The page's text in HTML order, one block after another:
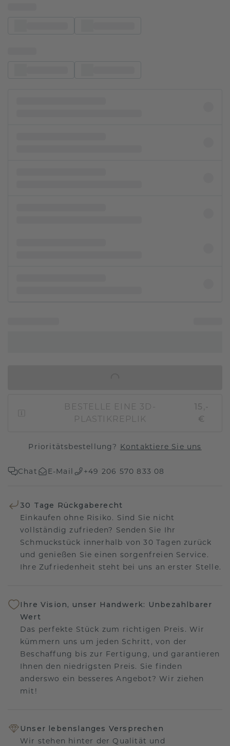
BESTELLE EINE 3D-
PLASTIKREPLIK
15,-
€
Prioritätsbestellung? Kontaktiere Sie uns
Chat E-Mail +49 206 570 833 08
30 Tage Rückgaberecht
Einkaufen ohne Risiko. Sind Sie nicht
vollständig zufrieden? Senden Sie Ihr
Schmuckstück innerhalb von 30 Tagen zurück
und genießen Sie einen sorgenfreien Service.
Ihre Zufriedenheit steht bei uns an erster Stelle.
Ihre Vision, unser Handwerk: Unbezahlbarer
Wert
Das perfekte Stück zum richtigen Preis. Wir
kümmern uns um jeden Schritt, von der
Beschaffung bis zur Fertigung, und garantieren
Ihnen den niedrigsten Preis. Sie finden
anderswo ein besseres Angebot? Wir ziehen
mit!
Unser lebenslanges Versprechen
Wir stehen hinter der Qualität und